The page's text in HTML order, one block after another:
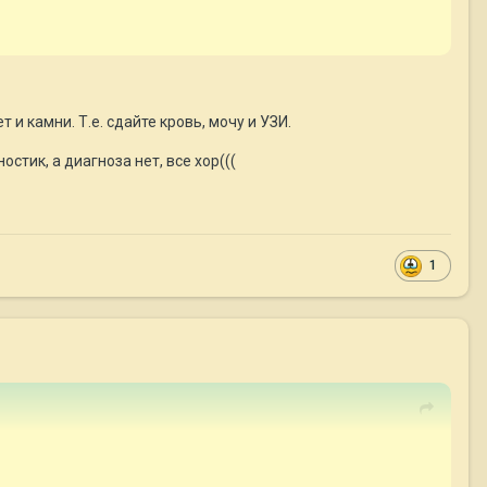
камни. Т.е. сдайте кровь, мочу и УЗИ.
а диагноза нет, все хор(((
1